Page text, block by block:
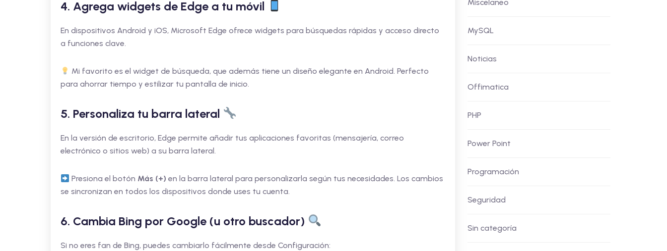
4. Agrega widgets de Edge a tu móvil
En dispositivos Android y iOS, Microsoft Edge ofrece widgets para búsquedas rápidas y acceso directo
a funciones clave.
Mi favorito es el widget de búsqueda, que además tiene un diseño elegante en Android. Perfecto
para ahorrar tiempo y estilizar tu pantalla de inicio.
5. Personaliza tu barra lateral
En la versión de escritorio, Edge permite añadir tus aplicaciones favoritas (mensajería, correo
electrónico o sitios web) a su barra lateral.
Presiona el botón Más (+) en la barra lateral para personalizarla según tus necesidades. Los cambios
se sincronizan en todos los dispositivos donde uses tu cuenta.
6. Cambia Bing por Google (u otro buscador)
Si no eres fan de Bing, puedes cambiarlo fácilmente desde Configuración:
Miscelaneo
MySQL
Noticias
Offimatica
PHP
Power Point
Programación
Seguridad
Sin categoría